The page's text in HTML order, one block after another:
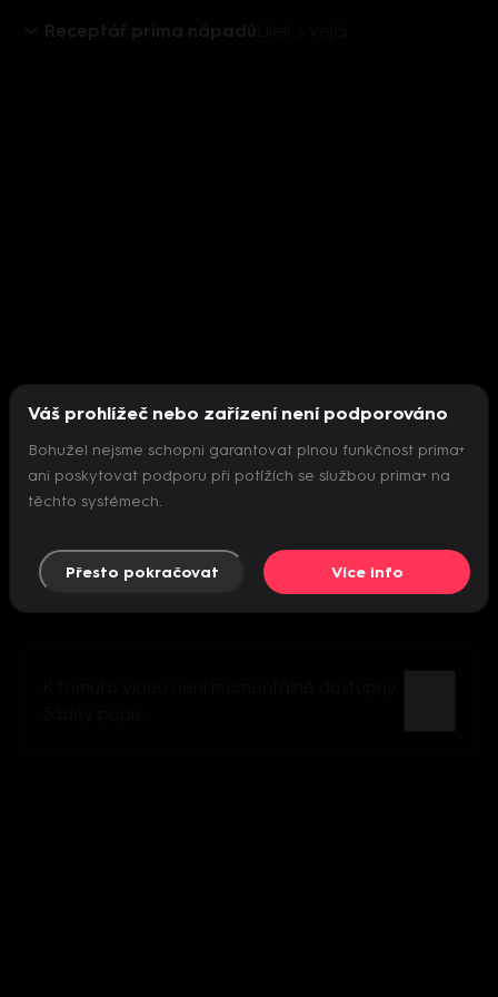
Receptář prima nápadů
Nepodařilo se inicializovat přehrávač
Váš prohlížeč nebo zařízení není podporováno
Bohužel nejsme schopni garantovat plnou funkčnost prima+
ani poskytovat podporu při potížích se službou prima+ na
těchto systémech.
Přesto pokračovat Více info